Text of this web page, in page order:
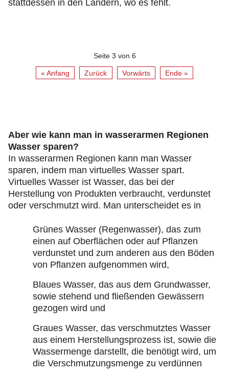
stattdessen in den Ländern, wo es fehlt.
Seite 3 von 6
« Anfang Zurück Vorwärts Ende »
Aber wie kann man in wasserarmen Regionen
Wasser sparen?
In wasserarmen Regionen kann man Wasser
sparen, indem man virtuelles Wasser spart.
Virtuelles Wasser ist Wasser, das bei der
Herstellung von Produkten verbraucht, verdunstet
oder verschmutzt wird. Man unterscheidet es in
Grünes Wasser (Regenwasser), das zum
einen auf Oberflächen oder auf Pflanzen
verdunstet und zum anderen aus den Böden
von Pflanzen aufgenommen wird,
Blaues Wasser, das aus dem Grundwasser,
sowie stehend und fließenden Gewässern
gezogen wird und
Graues Wasser, das verschmutztes Wasser
aus einem Herstellungsprozess ist, sowie die
Wassermenge darstellt, die benötigt wird, um
die Verschmutzungsmenge zu verdünnen